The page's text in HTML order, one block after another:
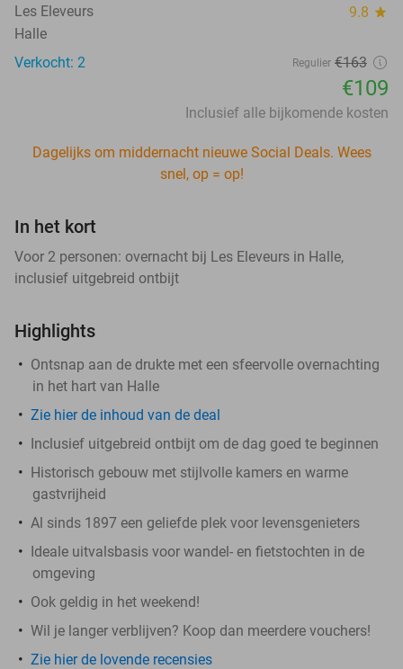
Les Eleveurs 9.8 star
Halle
Verkocht: 2
Regulier €163
€109
Inclusief alle bijkomende kosten
Dagelijks om middernacht nieuwe Social Deals. Wees
snel, op = op!
In het kort
Voor 2 personen: overnacht bij Les Eleveurs in Halle,
inclusief uitgebreid ontbijt
Highlights
Ontsnap aan de drukte met een sfeervolle overnachting
in het hart van Halle
Zie hier de inhoud van de deal
Inclusief uitgebreid ontbijt om de dag goed te beginnen
Historisch gebouw met stijlvolle kamers en warme
gastvrijheid
Al sinds 1897 een geliefde plek voor levensgenieters
Ideale uitvalsbasis voor wandel- en fietstochten in de
omgeving
Ook geldig in het weekend!
Wil je langer verblijven? Koop dan meerdere vouchers!
Zie hier de lovende recensies